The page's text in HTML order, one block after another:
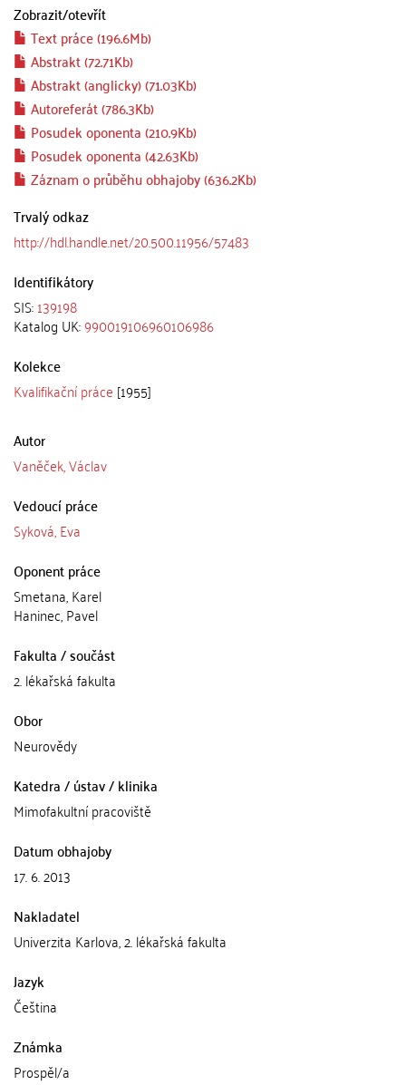
Zobrazit/otevřít
Text práce (196.6Mb)
Abstrakt (72.71Kb)
Abstrakt (anglicky) (71.03Kb)
Autoreferát (786.3Kb)
Posudek oponenta (210.9Kb)
Posudek oponenta (42.63Kb)
Záznam o průběhu obhajoby (636.2Kb)
Trvalý odkaz
http://hdl.handle.net/20.500.11956/57483
Identifikátory
SIS:139198
Katalog UK:990019106960106986
Kolekce
Kvalifikační práce [1955]
Autor
Vaněček, Václav
Vedoucí práce
Syková, Eva
Oponent práce
Smetana, Karel
Haninec, Pavel
Fakulta / součást
2. lékařská fakulta
Obor
Neurovědy
Katedra / ústav / klinika
Mimofakultní pracoviště
Datum obhajoby
17. 6. 2013
Nakladatel
Univerzita Karlova, 2. lékařská fakulta
Jazyk
Čeština
Známka
Prospěl/a